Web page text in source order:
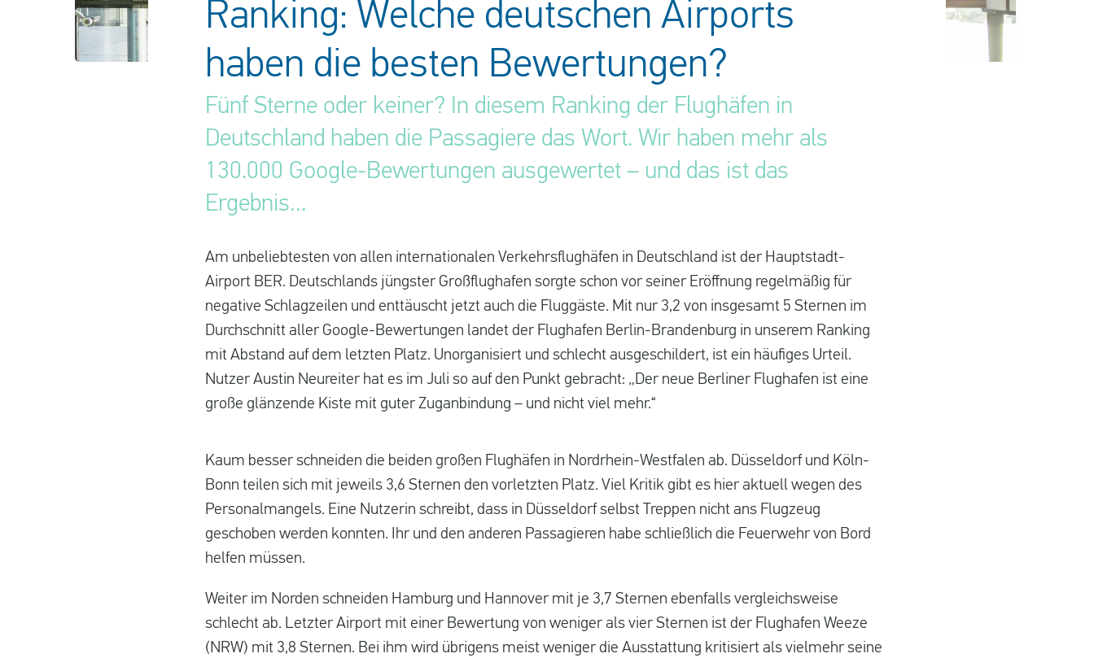
Ranking: Welche deutschen Airports
haben die besten Bewertungen?
Fünf Sterne oder keiner? In diesem Ranking der Flughäfen in
Deutschland haben die Passagiere das Wort. Wir haben mehr als
130.000 Google-Bewertungen ausgewertet – und das ist das
Ergebnis…
Am unbeliebtesten von allen internationalen Verkehrsflughäfen in Deutschland ist der Hauptstadt-
Airport BER. Deutschlands jüngster Großflughafen sorgte schon vor seiner Eröffnung regelmäßig für
negative Schlagzeilen und enttäuscht jetzt auch die Fluggäste. Mit nur 3,2 von insgesamt 5 Sternen im
Durchschnitt aller Google-Bewertungen landet der Flughafen Berlin-Brandenburg in unserem Ranking
mit Abstand auf dem letzten Platz. Unorganisiert und schlecht ausgeschildert, ist ein häufiges Urteil.
Nutzer Austin Neureiter hat es im Juli so auf den Punkt gebracht: „Der neue Berliner Flughafen ist eine
große glänzende Kiste mit guter Zuganbindung – und nicht viel mehr.“
Kaum besser schneiden die beiden großen Flughäfen in Nordrhein-Westfalen ab. Düsseldorf und Köln-
Bonn teilen sich mit jeweils 3,6 Sternen den vorletzten Platz. Viel Kritik gibt es hier aktuell wegen des
Personalmangels. Eine Nutzerin schreibt, dass in Düsseldorf selbst Treppen nicht ans Flugzeug
geschoben werden konnten. Ihr und den anderen Passagieren habe schließlich die Feuerwehr von Bord
helfen müssen.
Weiter im Norden schneiden Hamburg und Hannover mit je 3,7 Sternen ebenfalls vergleichsweise
schlecht ab. Letzter Airport mit einer Bewertung von weniger als vier Sternen ist der Flughafen Weeze
(NRW) mit 3,8 Sternen. Bei ihm wird übrigens meist weniger die Ausstattung kritisiert als vielmehr seine